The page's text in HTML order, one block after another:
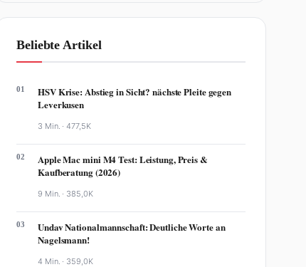
Beliebte Artikel
01
HSV Krise: Abstieg in Sicht? nächste Pleite gegen
Leverkusen
3 Min. ·477,5K
02
Apple Mac mini M4 Test: Leistung, Preis &
Kaufberatung (2026)
9 Min. · 385,0K
03
Undav Nationalmannschaft: Deutliche Worte an
Nagelsmann!
4 Min. · 359,0K